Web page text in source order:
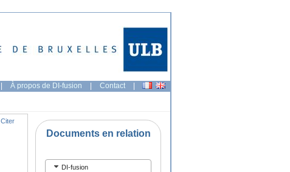
| À propos de DI-fusion | Contact |
Citer
Documents en relation
DI-fusion